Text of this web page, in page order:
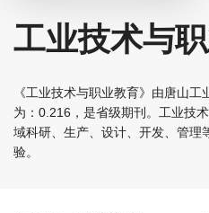
工业技术与
《工业技术与职业教育》由唐山
为：0.216，是省级期刊。工业技
域科研、生产、设计、开发、管理
验。